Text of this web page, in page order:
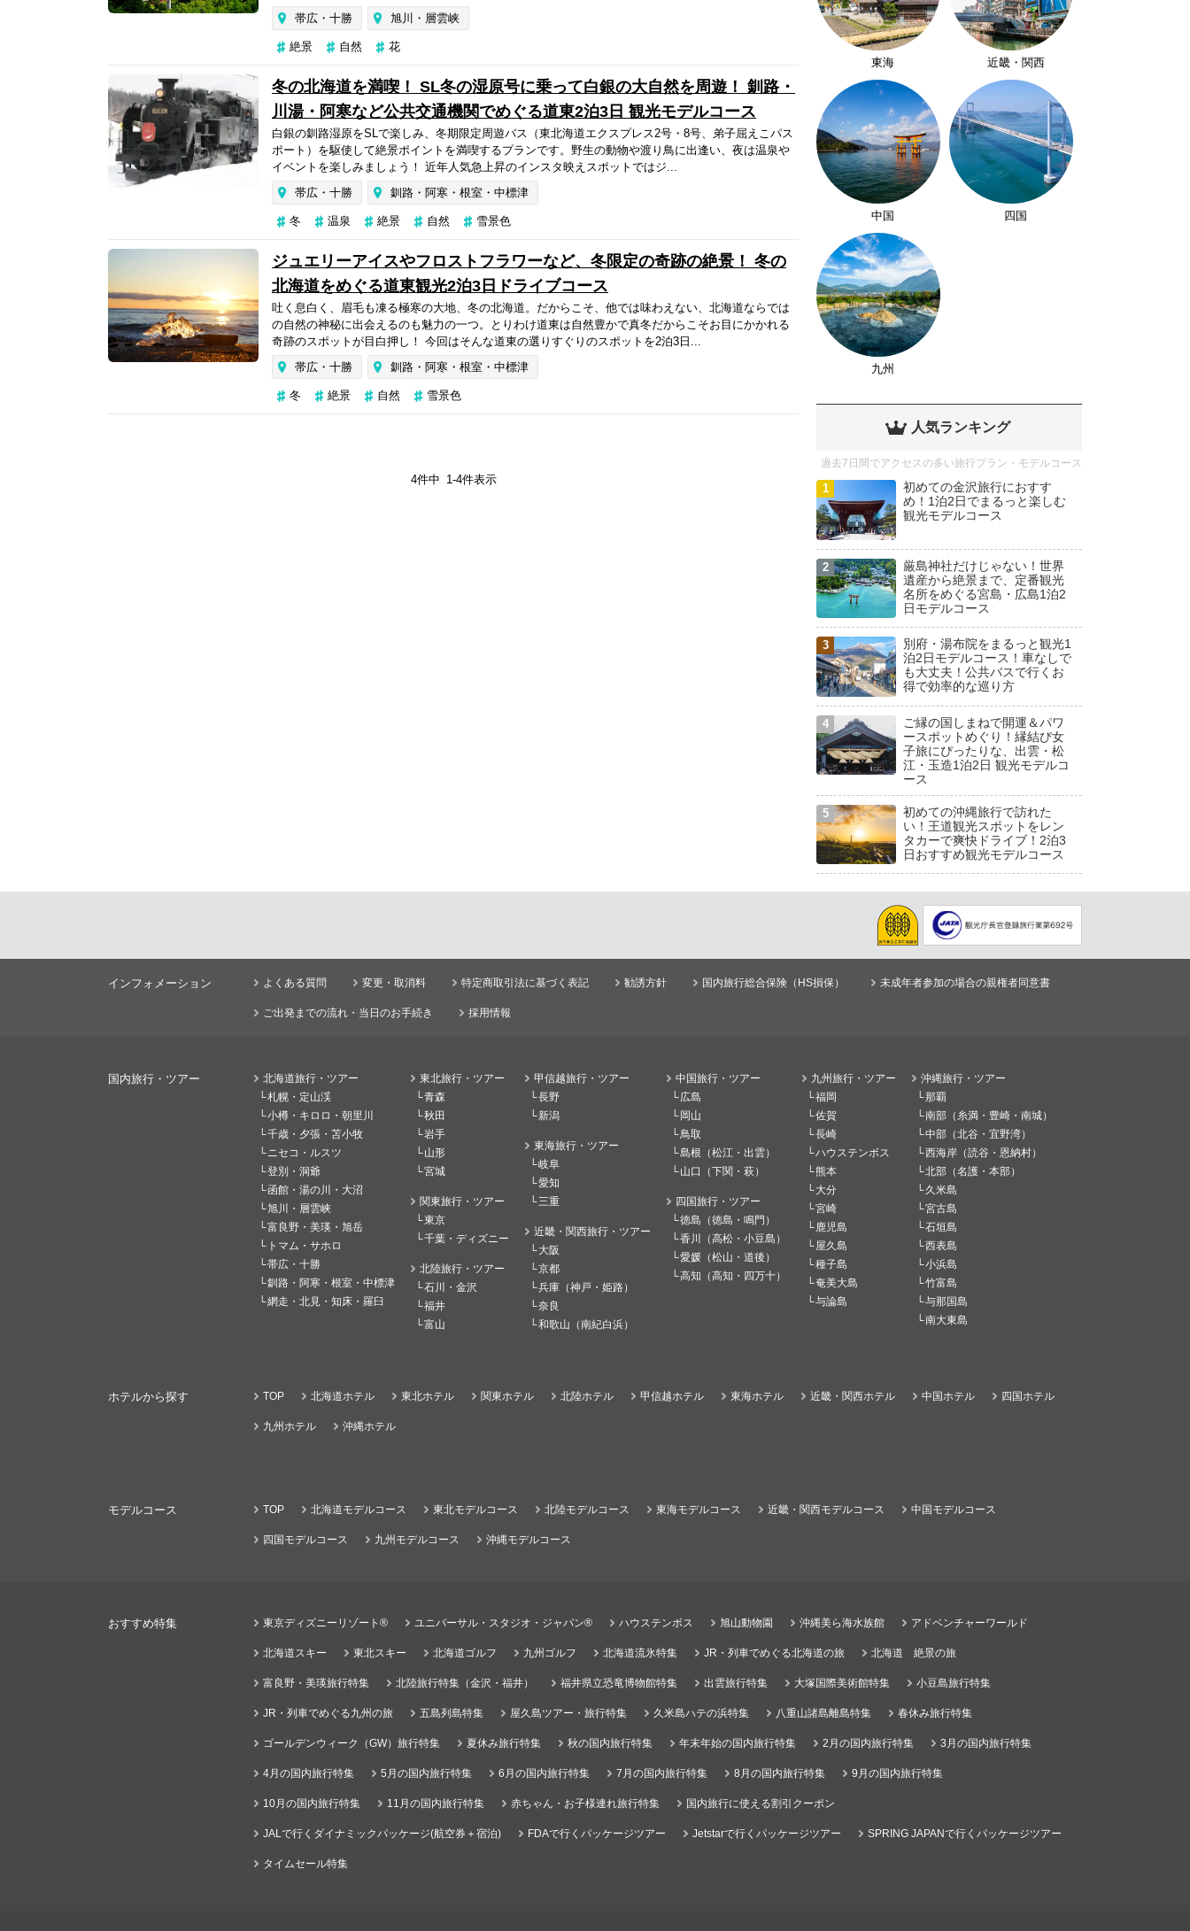
帯広・十勝
旭川・層雲峡
絶景 自然 花
冬の北海道を満喫！ SL冬の湿原号に乗って白銀の大自然を周遊！ 釧路・
川湯・阿寒など公共交通機関でめぐる道東2泊3日 観光モデルコース
白銀の釧路湿原をSLで楽しみ、冬期限定周遊バス（東北海道エクスプレス2号・8号、弟子屈えこパス
ポート）を駆使して絶景ポイントを満喫するプランです。野生の動物や渡り鳥に出逢い、夜は温泉や
イベントを楽しみましょう！ 近年人気急上昇のインスタ映えスポットではジ...
帯広・十勝
釧路・阿寒・根室・中標津
冬 温泉 絶景 自然 雪景色
ジュエリーアイスやフロストフラワーなど、冬限定の奇跡の絶景！ 冬の
北海道をめぐる道東観光2泊3日ドライブコース
吐く息白く、眉毛も凍る極寒の大地、冬の北海道。だからこそ、他では味わえない、北海道ならでは
の自然の神秘に出会えるのも魅力の一つ。とりわけ道東は自然豊かで真冬だからこそお目にかかれる
奇跡のスポットが目白押し！ 今回はそんな道東の選りすぐりのスポットを2泊3日...
帯広・十勝
釧路・阿寒・根室・中標津
冬 絶景 自然 雪景色
4件中 1-4件表示
東海 近畿・関西
中国 四国
九州
人気ランキング
過去7日間でアクセスの多い旅行プラン・モデルコース
初めての金沢旅行におすす
め！1泊2日でまるっと楽しむ
観光モデルコース
厳島神社だけじゃない！世界
遺産から絶景まで、定番観光
名所をめぐる宮島・広島1泊2
日モデルコース
別府・湯布院をまるっと観光1
泊2日モデルコース！車なしで
も大丈夫！公共バスで行くお
得で効率的な巡り方
ご縁の国しまねで開運＆パワ
ースポットめぐり！縁結び女
子旅にぴったりな、出雲・松
江・玉造1泊2日 観光モデルコ
ース
初めての沖縄旅行で訪れた
い！王道観光スポットをレン
タカーで爽快ドライブ！2泊3
日おすすめ観光モデルコース
インフォメーション よくある質問 変更・取消料 特定商取引法に基づく表記 勧誘方針 国内旅行総合保険（HS損保） 未成年者参加の場合の親権者同意書
ご出発までの流れ・当日のお手続き 採用情報
国内旅行・ツアー
北海道旅行・ツアー
札幌・定山渓
小樽・キロロ・朝里川
千歳・夕張・苫小牧
ニセコ・ルスツ
登別・洞爺
函館・湯の川・大沼
旭川・層雲峡
富良野・美瑛・旭岳
トマム・サホロ
帯広・十勝
釧路・阿寒・根室・中標津
網走・北見・知床・羅臼
東北旅行・ツアー
青森
秋田
岩手
山形
宮城
関東旅行・ツアー
東京
千葉・ディズニー
北陸旅行・ツアー
石川・金沢
福井
富山
甲信越旅行・ツアー
長野
新潟
東海旅行・ツアー
岐阜
愛知
三重
近畿・関西旅行・ツアー
大阪
京都
兵庫（神戸・姫路）
奈良
和歌山（南紀白浜）
中国旅行・ツアー
広島
岡山
鳥取
島根（松江・出雲）
山口（下関・萩）
四国旅行・ツアー
徳島（徳島・鳴門）
香川（高松・小豆島）
愛媛（松山・道後）
高知（高知・四万十）
九州旅行・ツアー
福岡
佐賀
長崎
ハウステンボス
熊本
大分
宮崎
鹿児島
屋久島
種子島
奄美大島
与論島
沖縄旅行・ツアー
那覇
南部（糸満・豊崎・南城）
中部（北谷・宜野湾）
西海岸（読谷・恩納村）
北部（名護・本部）
久米島
宮古島
石垣島
西表島
小浜島
竹富島
与那国島
南大東島
ホテルから探す TOP 北海道ホテル 東北ホテル 関東ホテル 北陸ホテル 甲信越ホテル 東海ホテル 近畿・関西ホテル 中国ホテル 四国ホテル
九州ホテル 沖縄ホテル
モデルコース TOP 北海道モデルコース 東北モデルコース 北陸モデルコース 東海モデルコース 近畿・関西モデルコース 中国モデルコース
四国モデルコース 九州モデルコース 沖縄モデルコース
おすすめ特集 東京ディズニーリゾート® ユニバーサル・スタジオ・ジャパン® ハウステンボス 旭山動物園 沖縄美ら海水族館 アドベンチャーワールド
北海道スキー 東北スキー 北海道ゴルフ 九州ゴルフ 北海道流氷特集 JR・列車でめぐる北海道の旅 北海道 絶景の旅
富良野・美瑛旅行特集 北陸旅行特集（金沢・福井） 福井県立恐竜博物館特集 出雲旅行特集 大塚国際美術館特集 小豆島旅行特集
JR・列車でめぐる九州の旅 五島列島特集 屋久島ツアー・旅行特集 久米島ハテの浜特集 八重山諸島離島特集 春休み旅行特集
ゴールデンウィーク（GW）旅行特集 夏休み旅行特集 秋の国内旅行特集 年末年始の国内旅行特集 2月の国内旅行特集 3月の国内旅行特集
4月の国内旅行特集 5月の国内旅行特集 6月の国内旅行特集 7月の国内旅行特集 8月の国内旅行特集 9月の国内旅行特集
10月の国内旅行特集 11月の国内旅行特集 赤ちゃん・お子様連れ旅行特集 国内旅行に使える割引クーポン
JALで行くダイナミックパッケージ(航空券＋宿泊) FDAで行くパッケージツアー Jetstarで行くパッケージツアー SPRING JAPANで行くパッケージツアー
タイムセール特集